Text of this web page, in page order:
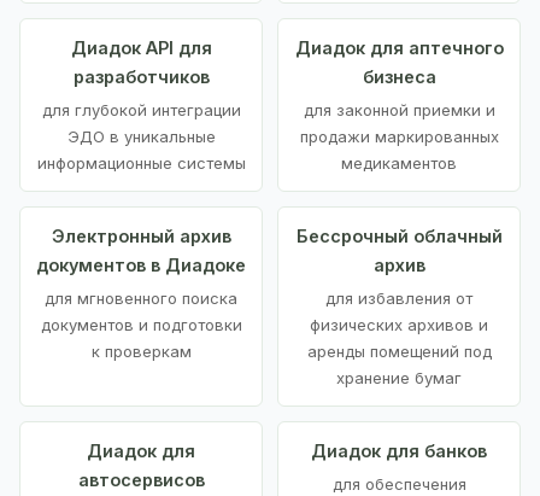
Диадок API для
разработчиков
для глубокой интеграции
ЭДО в уникальные
информационные системы
Диадок для аптечного
бизнеса
для законной приемки и
продажи маркированных
медикаментов
Электронный архив
документов в Диадоке
для мгновенного поиска
документов и подготовки
к проверкам
Бессрочный облачный
архив
для избавления от
физических архивов и
аренды помещений под
хранение бумаг
Диадок для
автосервисов
Диадок для банков
для обеспечения